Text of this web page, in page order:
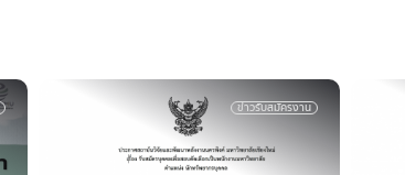
ข่าวรับสมัครงาน